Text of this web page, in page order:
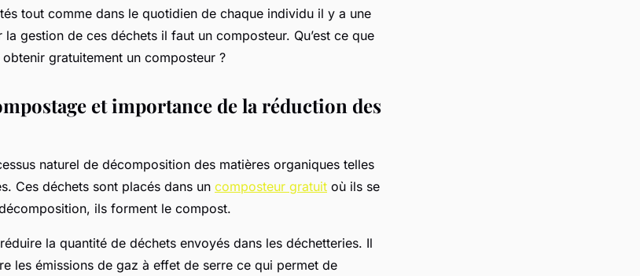
gratuitement
tout comme dans le quotidien de chaque individu il y a une
gestion de ces déchets il faut un composteur. Qu’est ce que
gratuitement un composteur ?
et importance de la réduction des
naturel de décomposition des matières organiques telles
Ces déchets sont placés dans un composteur gratuit où ils se
ils forment le compost.
la quantité de déchets envoyés dans les déchetteries. Il
les émissions de gaz à effet de serre ce qui permet de